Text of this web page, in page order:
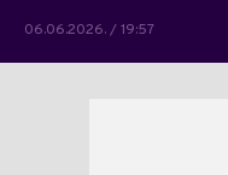
06.06.2026. / 19:57